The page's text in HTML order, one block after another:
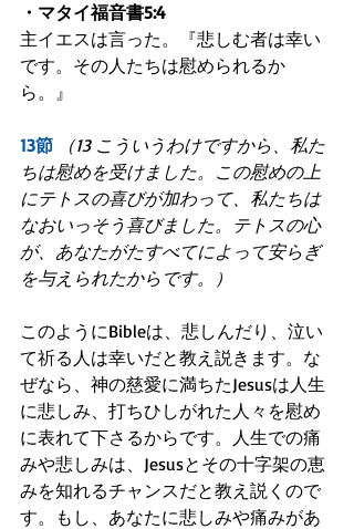
・マタイ福音書5:4
主イエスは言った。『悲しむ者は幸い
です。その人たちは慰められるか
ら。』
13節
（13 こういうわけですから、私た
ちは慰めを受けました。この慰めの上
にテトスの喜びが加わって、私たちは
なおいっそう喜びました。テトスの心
が、あなたがたすべてによって安らぎ
を与えられたからです。）
このようにBibleは、悲しんだり、泣い
て祈る人は幸いだと教え説きます。な
ぜなら、神の慈愛に満ちたJesusは人生
に悲しみ、打ちひしがれた人々を慰め
に表れて下さるからです。人生での痛
みや悲しみは、Jesusとその十字架の恵
みを知れるチャンスだと教え説くので
す。もし、あなたに悲しみや痛みがあ